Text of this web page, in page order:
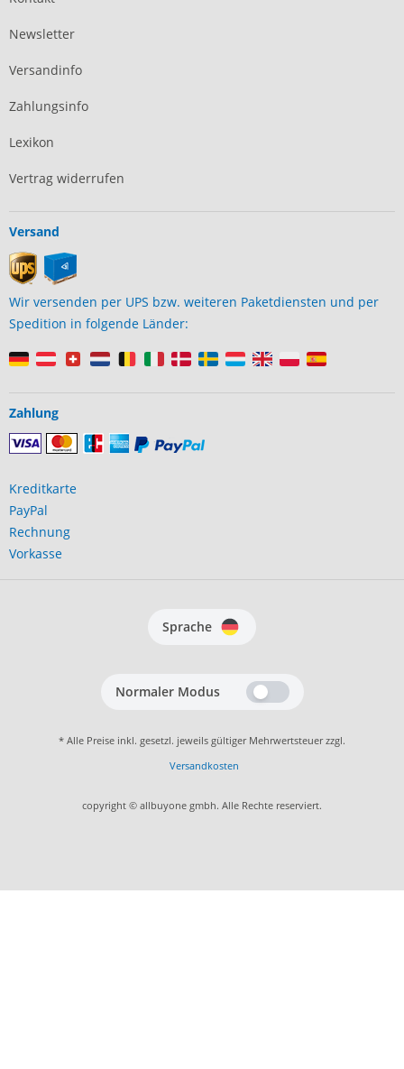
Newsletter
Versandinfo
Zahlungsinfo
Lexikon
Vertrag widerrufen
Versand
Wir versenden per UPS bzw. weiteren Paketdiensten und per
Spedition in folgende Länder:
Zahlung
Kreditkarte
PayPal
Rechnung
Vorkasse
Sprache
Normaler Modus
* Alle Preise inkl. gesetzl. jeweils gültiger Mehrwertsteuer zzgl.
Versandkosten
copyright © allbuyone gmbh. Alle Rechte reserviert.